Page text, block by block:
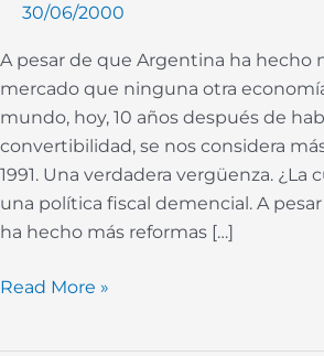
30/06/2000
A pesar de que Argentina ha hecho
mercado que ninguna otra
mundo, hoy, 10 años después de
convertibilidad, se nos considera
1991. Una verdadera vergüenza. ¿La
una política fiscal demencial. A
ha hecho más reformas […]
Read More »